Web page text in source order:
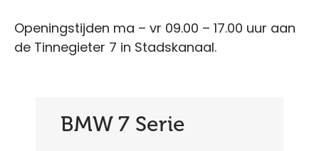
Openingstijden ma – vr 09.00 – 17.00 uur aan
de Tinnegieter 7 in Stadskanaal.
BMW 7 Serie